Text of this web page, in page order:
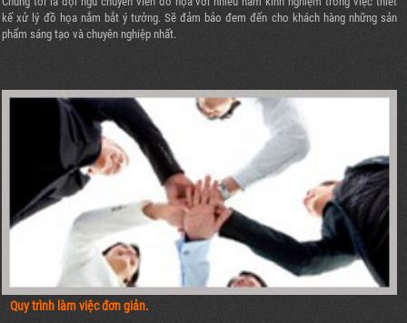
kế xử lý đồ họa nắm bắt ý tưởng. Sẽ đảm bảo đem đến cho khách hàng những sản
phẩm sáng tạo và chuyên nghiệp nhất.
Quy trình làm việc đơn giản.